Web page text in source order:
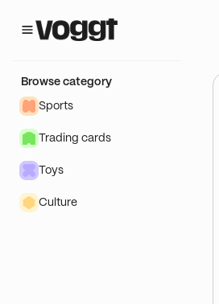
Browse category
Sports
Trading cards
Toys
Culture